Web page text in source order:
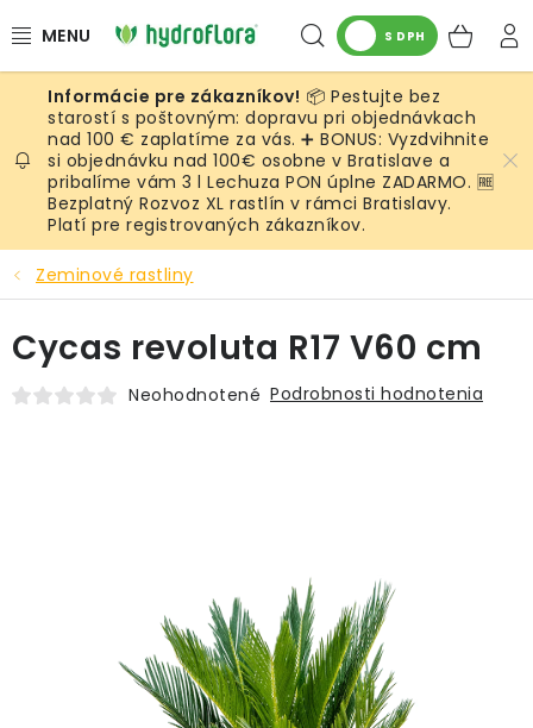
na
Hľadať
S DPH
RASTLINY
UMELÉ RASTLINY
KVETINÁČE
SUBSTRÁTY A PRÍSLUŠENSTVO
SERVIS INTERIÉROVEJ ZELENE
MACHY
INTERIÉROVÉ DEKORÁCIE
📦 Pestujte bez
starostí s poštovným: dopravu pri objednávkach
nad 100 € zaplatíme za vás. ➕ BONUS: Vyzdvihnite
si objednávku nad 100€ osobne v Bratislave a
pribalíme vám 3 l Lechuza PON úplne ZADARMO. 🆓
Bezplatný Rozvoz XL rastlín v rámci Bratislavy.
Platí pre registrovaných zákazníkov.
Zeminové rastliny
Cycas revoluta R17 V60 cm
Neohodnotené Podrobnosti hodnotenia